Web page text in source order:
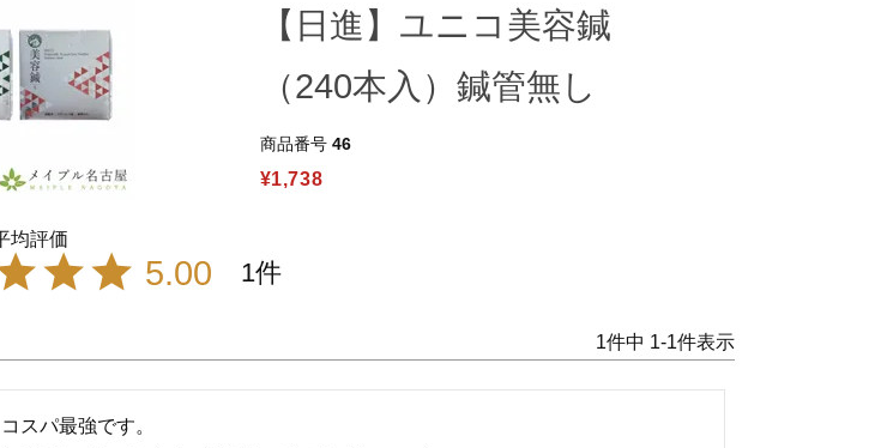
【日進】ユニコ美容鍼
（240本入）鍼管無し
商品番号 46
¥1,738
5.00 1
1件中 1-1件表示
コスパ最強です。